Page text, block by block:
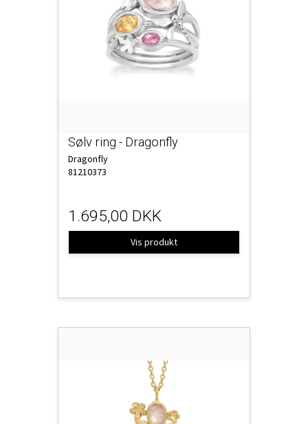
Sølv ring - Dragonfly
Dragonfly
81210373
1.695,00 DKK
Vis produkt